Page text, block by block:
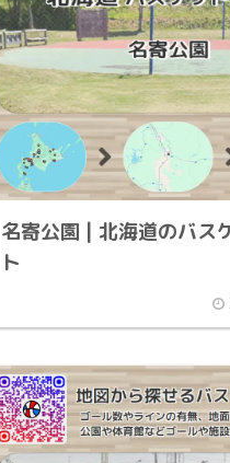
名寄公園 | 北海道のバス
ト